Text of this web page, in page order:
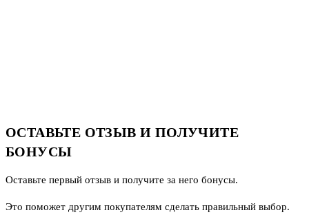
ОСТАВЬТЕ ОТЗЫВ И ПОЛУЧИТЕ
БОНУСЫ
Оставьте первый отзыв и получите за него бонусы.
Это поможет другим покупателям сделать правильный выбор.